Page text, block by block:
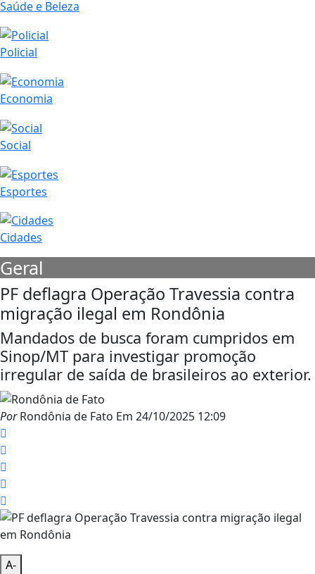
Saúde e Beleza
Policial
Economia
Social
Esportes
Cidades
Geral
PF deflagra Operação Travessia contra
migração ilegal em Rondônia
Mandados de busca foram cumpridos em
Sinop/MT para investigar promoção
irregular de saída de brasileiros ao exterior.
PorRondônia de Fato Em 24/10/2025 12:09
A-